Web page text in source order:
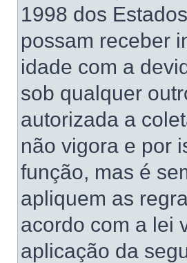
1998 dos
possam receber
idade com a
sob qualquer
autorizada a
não vigora e por
função, mas é
apliquem as
acordo com a lei
aplicação da